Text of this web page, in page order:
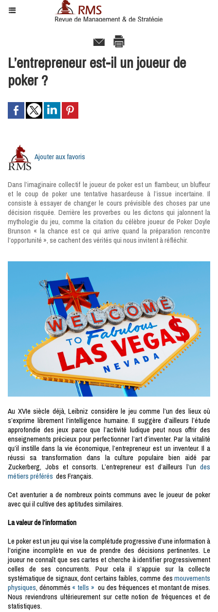
L’entrepreneur est-il un joueur de
poker ?
Ajouter aux favoris
Dans l’imaginaire collectif le joueur de poker est un flambeur, un bluffeur
et le coup de poker une tentative hasardeuse à l’issue incertaine. Il
consiste à essayer de changer le cours prévisible des choses par une
décision risquée. Derrière les proverbes ou les dictons qui jalonnent la
mythologie du jeu, comme la citation du célèbre joueur de Poker Doyle
Brunson « la chance est ce qui arrive quand la préparation rencontre
l’opportunité », se cachent des vérités qui nous invitent à réfléchir.
Au XVIe siècle déjà, Leibniz considère le jeu comme l’un des lieux où
s’exprime librement l’intelligence humaine. Il suggère d’ailleurs l’étude
approfondie des jeux parce que l’activité ludique peut nous offrir des
enseignements précieux pour perfectionner l’art d’inventer. Par la vitalité
qu’il instille dans la vie économique, l’entrepreneur est un inventeur. Il a
réussi sa transformation dans la culture populaire bien aidé par
Zuckerberg, Jobs et consorts. L’entrepreneur est d’ailleurs l’un des
métiers préférés des Français.
Cet aventurier a de nombreux points communs avec le joueur de poker
avec qui il cultive des aptitudes similaires.
La valeur de l’information
Le poker est un jeu qui vise la complétude progressive d’une information à
l’origine incomplète en vue de prendre des décisions pertinentes. Le
joueur ne connaît que ses cartes et cherche à identifier progressivement
celles de ses concurrents. Pour cela il s’appuie sur la collecte
systématique de signaux, dont certains faibles, comme desmouvements
physiques, dénommés « tells » ou des fréquences et montant de mises.
Nous reviendrons ultérieurement sur cette notion de fréquences et de
statistiques.